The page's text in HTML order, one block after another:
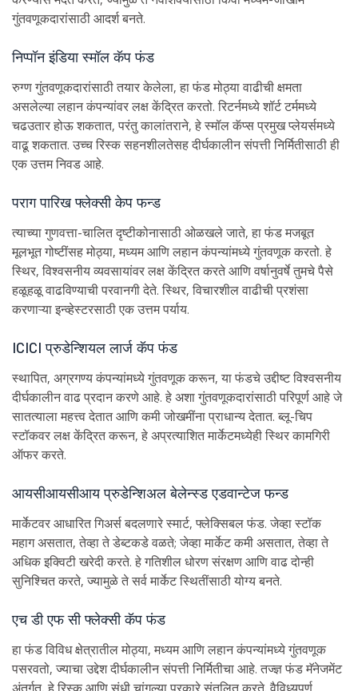
गुंतवणूकदारांसाठी आदर्श बनते.
निप्पॉन इंडिया स्मॉल कॅप फंड
रुग्ण गुंतवणूकदारांसाठी तयार केलेला, हा फंड मोठ्या वाढीची क्षमता
असलेल्या लहान कंपन्यांवर लक्ष केंद्रित करतो. रिटर्नमध्ये शॉर्ट टर्ममध्ये
चढउतार होऊ शकतात, परंतु कालांतराने, हे स्मॉल कॅप्स प्रमुख प्लेयर्समध्ये
वाढू शकतात. उच्च रिस्क सहनशीलतेसह दीर्घकालीन संपत्ती निर्मितीसाठी ही
एक उत्तम निवड आहे.
पराग पारिख फ्लेक्सी केप फन्ड
त्याच्या गुणवत्ता-चालित दृष्टीकोनासाठी ओळखले जाते, हा फंड मजबूत
मूलभूत गोष्टींसह मोठ्या, मध्यम आणि लहान कंपन्यांमध्ये गुंतवणूक करतो. हे
स्थिर, विश्वसनीय व्यवसायांवर लक्ष केंद्रित करते आणि वर्षानुवर्षे तुमचे पैसे
हळूहळू वाढविण्याची परवानगी देते. स्थिर, विचारशील वाढीची प्रशंसा
करणाऱ्या इन्व्हेस्टरसाठी एक उत्तम पर्याय.
ICICI प्रुडेन्शियल लार्ज कॅप फंड
स्थापित, अग्रगण्य कंपन्यांमध्ये गुंतवणूक करून, या फंडचे उद्दीष्ट विश्वसनीय
दीर्घकालीन वाढ प्रदान करणे आहे. हे अशा गुंतवणूकदारांसाठी परिपूर्ण आहे जे
सातत्याला महत्त्व देतात आणि कमी जोखमींना प्राधान्य देतात. ब्लू-चिप
स्टॉकवर लक्ष केंद्रित करून, हे अप्रत्याशित मार्केटमध्येही स्थिर कामगिरी
ऑफर करते.
आयसीआयसीआय प्रुडेन्शिअल बेलेन्स्ड एडवान्टेज फन्ड
मार्केटवर आधारित गिअर्स बदलणारे स्मार्ट, फ्लेक्सिबल फंड. जेव्हा स्टॉक
महाग असतात, तेव्हा ते डेब्टकडे वळते; जेव्हा मार्केट कमी असतात, तेव्हा ते
अधिक इक्विटी खरेदी करते. हे गतिशील धोरण संरक्षण आणि वाढ दोन्ही
सुनिश्चित करते, ज्यामुळे ते सर्व मार्केट स्थितींसाठी योग्य बनते.
एच डी एफ सी फ्लेक्सी कॅप फंड
हा फंड विविध क्षेत्रातील मोठ्या, मध्यम आणि लहान कंपन्यांमध्ये गुंतवणूक
पसरवतो, ज्याचा उद्देश दीर्घकालीन संपत्ती निर्मितीचा आहे. तज्ज्ञ फंड मॅनेजमेंट